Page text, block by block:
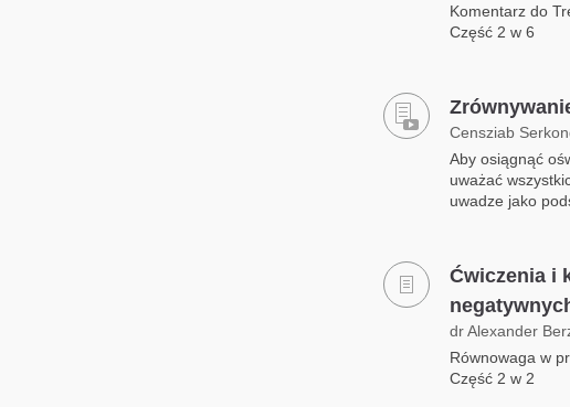
Komentarz do
Część 2 w 6
Censziab
Aby osiągnąć
uważać
uwadze jako
Ćwiczenia i
dr Alexander
Równowaga w
Część 2 w 2